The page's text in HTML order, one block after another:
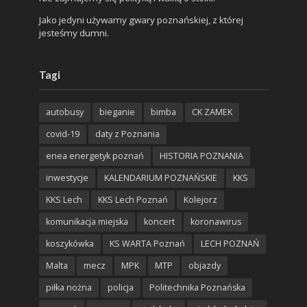
Jako jedyni używamy gwary poznańskiej, z której
jesteśmy dumni.
Tagi
autobusy bieganie bimba
CK ZAMEK
covid-19
daty z Poznania
enea energetyk poznań
HISTORIA POZNANIA
inwestycje
KALENDARIUM POZNAŃSKIE
KKS
KKS Lech
KKS Lech Poznań
Kolejorz
komunikacja miejska
koncert
koronawirus
koszykówka
KS WARTA Poznań
LECH POZNAŃ
Malta
mecz MPK MTP
objazdy
piłka nożna
policja
Politechnika Poznańska